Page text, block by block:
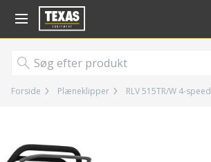
Gå til kurv (
Forside Plæneklipper RLV 515TR/W 4-speed